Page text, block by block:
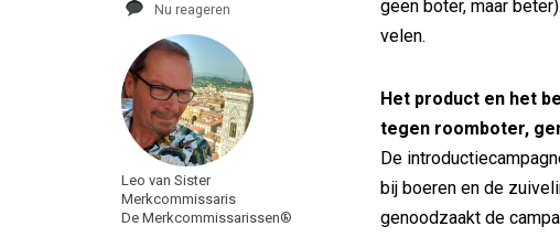
Nu reageren
Leo van Sister
Merkcommissaris
De Merkcommissarissen®
geen boter, maar
velen.
Het product en het
tegen roomboter,
De
bij boeren en de
genoodzaakt de